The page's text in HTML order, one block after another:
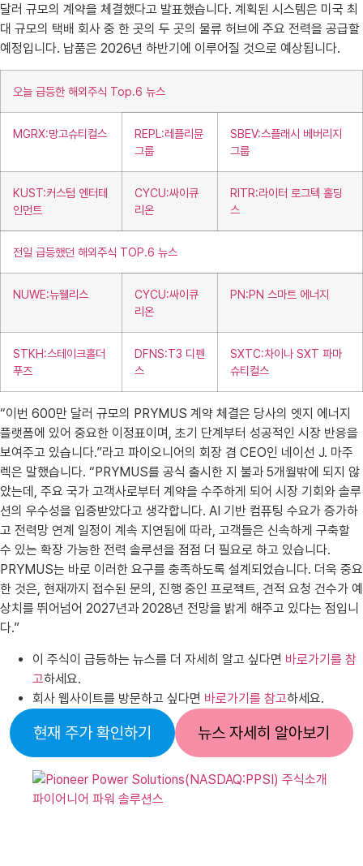
달러 규모의 계약을 체결했다고 발표했습니다. 계획된 시스템은 미국 최
대 규모의 택배 회사 중 한 곳의 두 곳의 물류 허브에 주요 전력을 공급할
예정입니다. 납품은 2026년 하반기에 이루어질 것으로 예상됩니다.
오늘 급등한 해외주식 Top.6 뉴스
MGRX:망고슈티컬스
REPL:레플리뮨
그룹
SBEV:스플래시 베버리지
그룹
KUST:커스텀 엔터테
인먼트
CYCU:싸이큐
리온
RITR:라이터 로그텍 홀딩
스
전일 급등했던 해외주식 TOP.6 뉴스
NUWE:뉴웰리스
CYCU:싸이큐
리온
PN:PN 스마트 에너지
STKH:스테이크홀더
푸즈
DFNS:T3 디펜
스
SXTC:차이나 SXT 파마
슈티컬스
“이번 600만 달러 규모의 PRYMUS 계약 체결은 당사의 엣지 에너지
플랫폼에 있어 중요한 이정표이며, 초기 단계부터 성공적인 시장 반응을
보여주고 있습니다.”라고 파이오니어의 회장 겸 CEO인 네이선 J. 마주
렉은 말했습니다. “PRYMUS를 공식 출시한 지 불과 5개월밖에 되지 않
았는데, 주요 국가 고객사로부터 계약을 수주하게 되어 시장 기회와 솔루
션의 우수성을 입증받았다고 생각합니다. AI 기반 컴퓨팅 수요가 증가하
고 전력망 연계 일정이 계속 지연됨에 따라, 고객들은 신속하게 구축할
수 있는 확장 가능한 전력 솔루션을 점점 더 필요로 하고 있습니다.
PRYMUS는 바로 이러한 요구를 충족하도록 설계되었습니다. 더욱 중요
한 것은, 현재까지 접수된 문의, 진행 중인 프로젝트, 견적 요청 건수가 예
상치를 뛰어넘어 2027년과 2028년 전망을 밝게 해주고 있다는 점입니
다.”
이 주식이 급등하는 뉴스를 더 자세히 알고 싶다면 바로가기를 참
고하세요.
회사 웹사이트를 방문하고 싶다면 바로가기를 참고하세요.
현재 주가 확인하기 뉴스 자세히 알아보기